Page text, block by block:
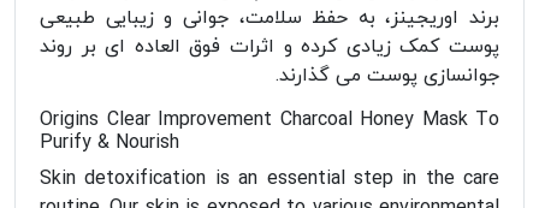
برند اوریجینز، به حفظ سلامت، جوانی و زیبایی طبیعی
پوست کمک زیادی کرده و اثرات فوق العاده ای بر روند
جوانسازی پوست می گذارند.
Origins Clear Improvement Charcoal Honey Mask To
Purify & Nourish
Skin detoxification is an essential step in the care